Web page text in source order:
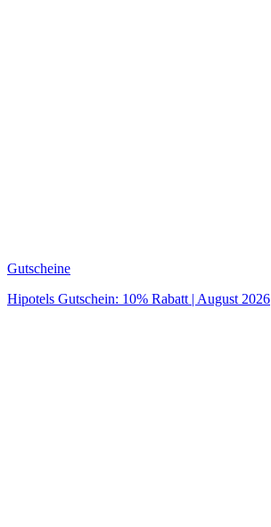
Gutscheine
Hipotels Gutschein: 10% Rabatt | August 2026